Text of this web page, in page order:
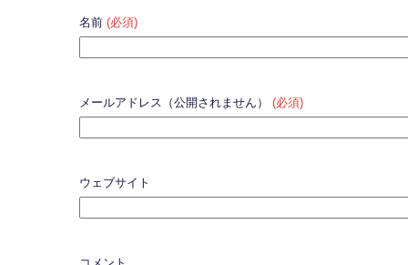
名前 (必須)
メールアドレス（公開されません） (必須)
ウェブサイト